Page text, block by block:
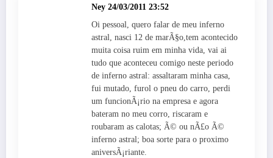
Ney 24/03/2011 23:52
Oi pessoal, quero falar de meu inferno
astral, nasci 12 de marÃ§o,tem acontecido
muita coisa ruim em minha vida, vai ai
tudo que aconteceu comigo neste periodo
de inferno astral: assaltaram minha casa,
fui mutado, furol o pneu do carro, perdi
um funcionÃ¡rio na empresa e agora
bateram no meu corro, riscaram e
roubaram as calotas; Ã© ou nÃ£o Ã©
inferno astral; boa sorte para o proximo
aniversÃ¡riante.